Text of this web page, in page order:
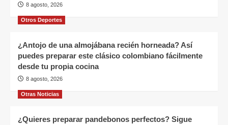
8 agosto, 2026
Otros Deportes
¿Antojo de una almojábana recién horneada? Así
puedes preparar este clásico colombiano fácilmente
desde tu propia cocina
8 agosto, 2026
Otras Noticias
¿Quieres preparar pandebonos perfectos? Sigue